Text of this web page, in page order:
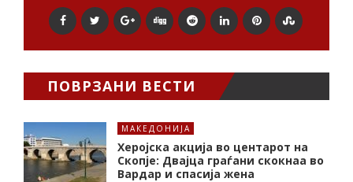
ПОВРЗАНИ ВЕСТИ
МАКЕДОНИЈА
Херојска акција во центарот на
Скопје: Двајца граѓани скокнаа во
Вардар и спасија жена